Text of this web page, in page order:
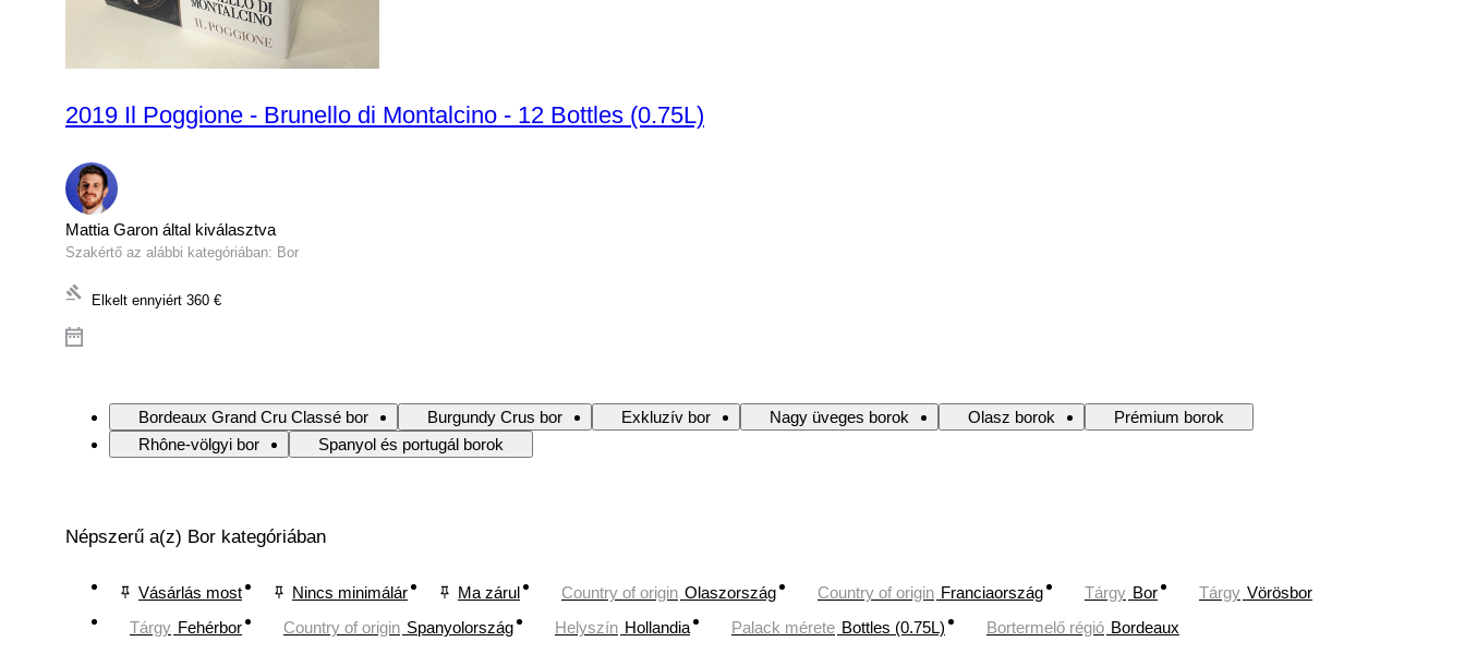
2019 Il Poggione - Brunello di Montalcino - 12 Bottles (0.75L)
Mattia Garon által kiválasztva
Szakértő az alábbi kategóriában: Bor
Elkelt ennyiért 360 €
Bordeaux Grand Cru Classé bor Burgundy Crus bor Exkluzív bor Nagy üveges borok Olasz borok
Prémium borok
Rhône-völgyi bor
Spanyol és portugál borok
Népszerű a(z) Bor kategóriában
Vásárlás most Nincs minimálár Ma zárul Country of origin Olaszország Country of origin Franciaország Tárgy Bor Tárgy Vörösbor
Tárgy Fehérbor Country of origin Spanyolország Helyszín Hollandia Palack mérete Bottles (0.75L) Bortermelő régió Bordeaux